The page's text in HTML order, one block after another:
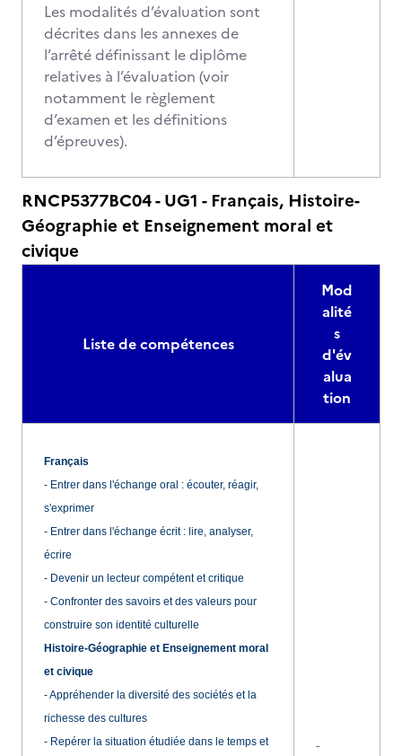
Les modalités d’évaluation sont
décrites dans les annexes de
l’arrêté définissant le diplôme
relatives à l’évaluation (voir
notamment le règlement
d’examen et les définitions
d’épreuves).
RNCP5377BC04 - UG1 - Français, Histoire-
Géographie et Enseignement moral et
civique
Liste de compétences
Mod
alité
s
d'év
alua
tion
Français
- Entrer dans l'échange oral : écouter, réagir,
s'exprimer
- Entrer dans l'échange écrit : lire, analyser,
écrire
- Devenir un lecteur compétent et critique
- Confronter des savoirs et des valeurs pour
construire son identité culturelle
Histoire-Géographie et Enseignement moral
et civique
- Appréhender la diversité des sociétés et la
richesse des cultures
- Repérer la situation étudiée dans le temps et
-